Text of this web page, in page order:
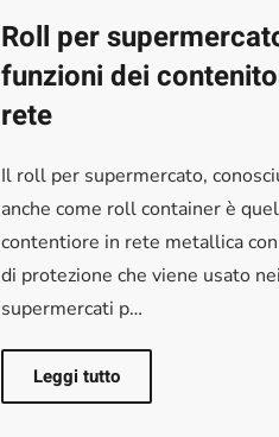
Roll per
funzioni dei
rete
Il roll per supermercato,
anche come roll container è quel
contentiore in rete metallica
di protezione che viene usato nei
supermercati p…
Leggi tutto